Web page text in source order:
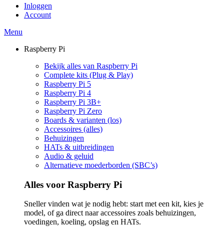
Inloggen
Account
Menu
Raspberry Pi
Bekijk alles van Raspberry Pi
Complete kits (Plug & Play)
Raspberry Pi 5
Raspberry Pi 4
Raspberry Pi 3B+
Raspberry Pi Zero
Boards & varianten (los)
Accessoires (alles)
Behuizingen
HATs & uitbreidingen
Audio & geluid
Alternatieve moederborden (SBC’s)
Alles voor Raspberry Pi
Sneller vinden wat je nodig hebt: start met een kit, kies je
model, of ga direct naar accessoires zoals behuizingen,
voedingen, koeling, opslag en HATs.